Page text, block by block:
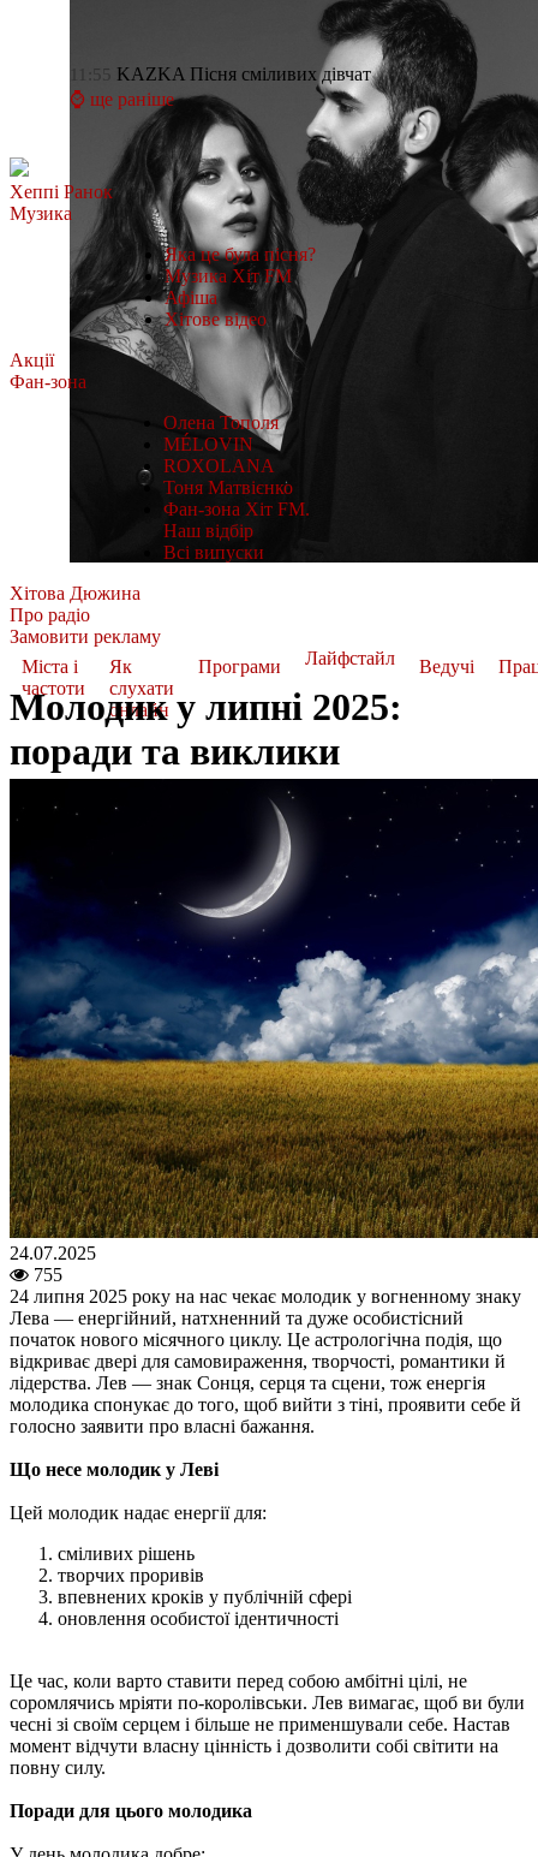
11:55 KAZKA Пісня сміливих дівчат
⌚ ще раніше
Хеппі Ранок
Музика
Яка це була пісня?
Музика Хіт FM
Афіша
Хітове відео
Акції
Фан-зона
Олена Тополя
MÉLOVIN
ROXOLANA
Тоня Матвієнко
Фан-зона Хіт FM.
Наш відбір
Всі випуски
Хітова Дюжина
Про радіо
Замовити рекламу
Міста і
частоти
Як
слухати
онлайн
Програми Лайфстайл Ведучі
Молодик у липні 2025:
поради та виклики
24.07.2025
755
24 липня 2025 року на нас чекає молодик у вогненному знаку
Лева — енергійний, натхненний та дуже особистісний
початок нового місячного циклу. Це астрологічна подія, що
відкриває двері для самовираження, творчості, романтики й
лідерства. Лев — знак Сонця, серця та сцени, тож енергія
молодика спонукає до того, щоб вийти з тіні, проявити себе й
голосно заявити про власні бажання.
Що несе молодик у Леві
Цей молодик надає енергії для:
сміливих рішень
творчих проривів
впевнених кроків у публічній сфері
оновлення особистої ідентичності
Це час, коли варто ставити перед собою амбітні цілі, не
соромлячись мріяти по-королівськи. Лев вимагає, щоб ви були
чесні зі своїм серцем і більше не применшували себе. Настав
момент відчути власну цінність і дозволити собі світити на
повну силу.
Поради для цього молодика